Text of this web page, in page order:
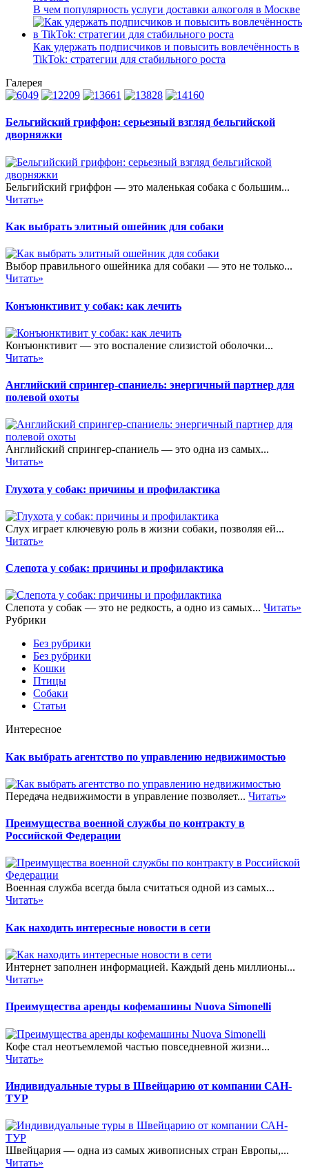
В чем популярность услуги доставки алкоголя в Москве
Как удержать подписчиков и повысить вовлечённость в
TikTok: стратегии для стабильного роста
Галерея
Бельгийский гриффон: серьезный взгляд бельгийской
дворняжки
Бельгийский гриффон — это маленькая собака с большим...
Читать»
Как выбрать элитный ошейник для собаки
Выбор правильного ошейника для собаки — это не только...
Читать»
Конъюнктивит у собак: как лечить
Конъюнктивит — это воспаление слизистой оболочки...
Читать»
Английский спрингер-спаниель: энергичный партнер для
полевой охоты
Английский спрингер-спаниель — это одна из самых...
Читать»
Глухота у собак: причины и профилактика
Слух играет ключевую роль в жизни собаки, позволяя ей...
Читать»
Слепота у собак: причины и профилактика
Слепота у собак — это не редкость, а одно из самых... Читать»
Рубрики
Без рубрики
Без рубрики
Кошки
Птицы
Собаки
Статьи
Интересное
Как выбрать агентство по управлению недвижимостью
Передача недвижимости в управление позволяет... Читать»
Преимущества военной службы по контракту в
Российской Федерации
Военная служба всегда была считаться одной из самых...
Читать»
Как находить интересные новости в сети
Интернет заполнен информацией. Каждый день миллионы...
Читать»
Преимущества аренды кофемашины Nuova Simonelli
Кофе стал неотъемлемой частью повседневной жизни...
Читать»
Индивидуальные туры в Швейцарию от компании САН-
ТУР
Швейцария — одна из самых живописных стран Европы,...
Читать»